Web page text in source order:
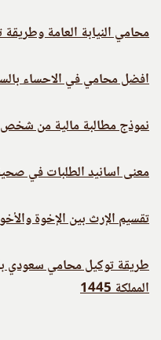
محامي النيابة العامة وطريقة
افضل محامي في الاحساء
نموذج مطالبة مالية من شخص
معنى اسانيد الطلبات في
تقسيم الإرث بين الإخوة
طريقة توكيل محامي سعودي
المملكة 1445